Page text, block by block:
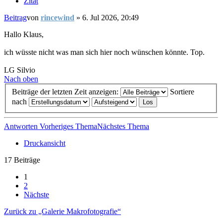
Beitragvon rincewind » 6. Jul 2026, 20:49
Hallo Klaus,
ich wüsste nicht was man sich hier noch wünschen könnte. Top.
LG Silvio
Nach oben
Beiträge der letzten Zeit anzeigen:
Sortiere
nach
Antworten Vorheriges ThemaNächstes Thema
Druckansicht
17 Beiträge
1
2
Nächste
Zurück zu „Galerie Makrofotografie“